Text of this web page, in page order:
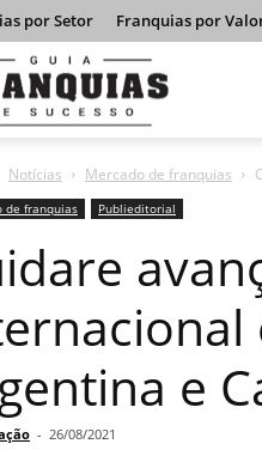
por Setor Franquias por
Franquias
de
Sucesso
Notícias Mercado de franquias
de franquias Publieditorial
e
- 26/08/2021